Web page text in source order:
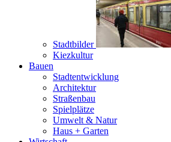
Stadtbilder
Kiezkultur
Bauen
Stadtentwicklung
Architektur
Straßenbau
Spielplätze
Umwelt & Natur
Haus + Garten